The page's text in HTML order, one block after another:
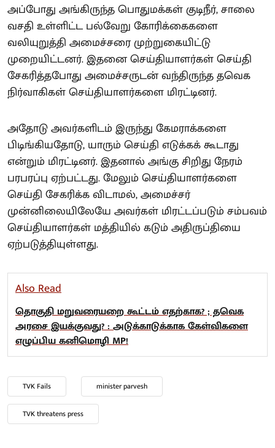
அப்போது அங்கிருந்த பொதுமக்கள் குடிநீர், சாலை
வசதி உள்ளிட்ட பல்வேறு கோரிக்கைகளை
வலியுறுத்தி அமைச்சரை முற்றுகையிட்டு
முறையிட்டனர். இதனை செய்தியாளர்கள் செய்தி
சேகரித்தபோது அமைச்சருடன் வந்திருந்த தவெக
நிர்வாகிகள் செய்தியாளர்களை மிரட்டினர்.
அதோடு அவர்களிடம் இருந்து கேமராக்களை
பிடிங்கியதோடு, யாரும் செய்தி எடுக்கக் கூடாது
என்றும் மிரட்டினர். இதனால் அங்கு சிறிது நேரம்
பரபரப்பு ஏற்பட்டது. மேலும் செய்தியாளர்களை
செய்தி சேகரிக்க விடாமல், அமைச்சர்
முன்னிலையிலேயே அவர்கள் மிரட்டப்படும் சம்பவம்
செய்தியாளர்கள் மத்தியில் கடும் அதிருப்தியை
ஏற்படுத்தியுள்ளது.
Also Read
தொகுதி மறுவரையறை கூட்டம் எதற்காக? ; தவெக
அரசை இயக்குவது? : அடுக்காடுக்காக கேள்விகளை
எழுப்பிய கனிமொழி MP!
TVK Fails minister parvesh
TVK threatens press